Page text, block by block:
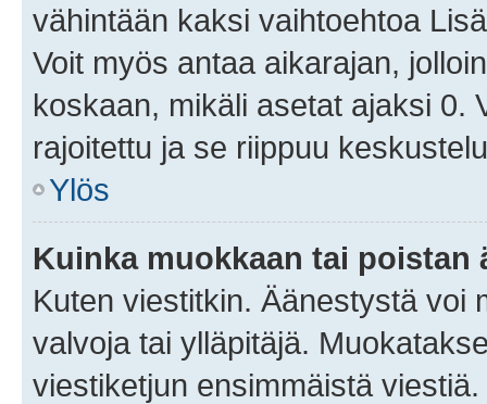
vähintään kaksi vaihtoehtoa
Voit myös antaa aikarajan,
koskaan, mikäli asetat ajaksi 0.
rajoitettu ja se riippuu
Ylös
Kuinka muokkaan tai poistan
Kuten viestitkin. Äänestystä voi
valvoja tai ylläpitäjä.
viestiketjun ensimmäistä